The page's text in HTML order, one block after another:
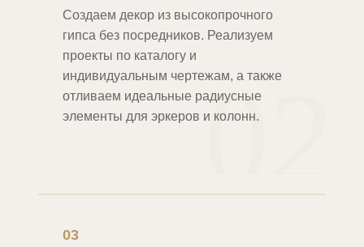
02
Создаем декор из высокопрочного
гипса без посредников. Реализуем
проекты по каталогу и
индивидуальным чертежам, а также
отливаем идеальные радиусные
элементы для эркеров и колонн.
03